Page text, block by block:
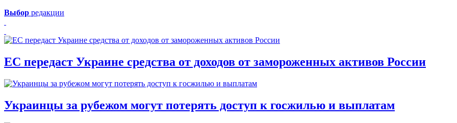
Выбор редакции
ЕС передаст Украине средства от доходов от замороженных активов России
Украинцы за рубежом могут потерять доступ к госжилью и выплатам